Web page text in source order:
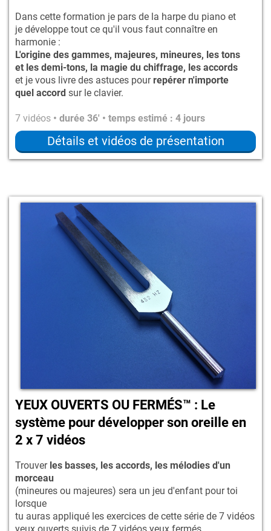
Dans cette formation je pars de la harpe du piano et
je développe tout ce qu'il vous faut connaître en
harmonie :
L'origine des gammes, majeures, mineures, les tons
et les demi-tons, la magie du chiffrage, les accords
et je vous livre des astuces pour repérer n'importe
quel accord sur le clavier.
7 vidéos • durée 36' • temps estimé : 4 jours
Détails et vidéos de présentation
YEUX OUVERTS OU FERMÉS™ : Le
système pour développer son oreille en
2 x 7 vidéos
Trouver les basses, les accords, les mélodies d'un
morceau
(mineures ou majeures) sera un jeu d'enfant pour toi
lorsque
tu auras appliqué les exercices de cette série de 7 vidéos